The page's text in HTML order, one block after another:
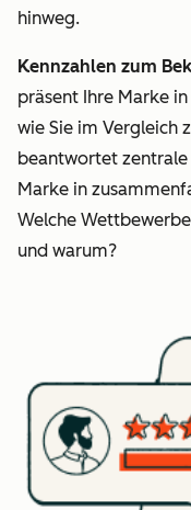
hinweg.
Kennzahlen zum
präsent Ihre Marke
wie Sie im Vergleich
beantwortet zentrale
Marke in
Welche
und warum?